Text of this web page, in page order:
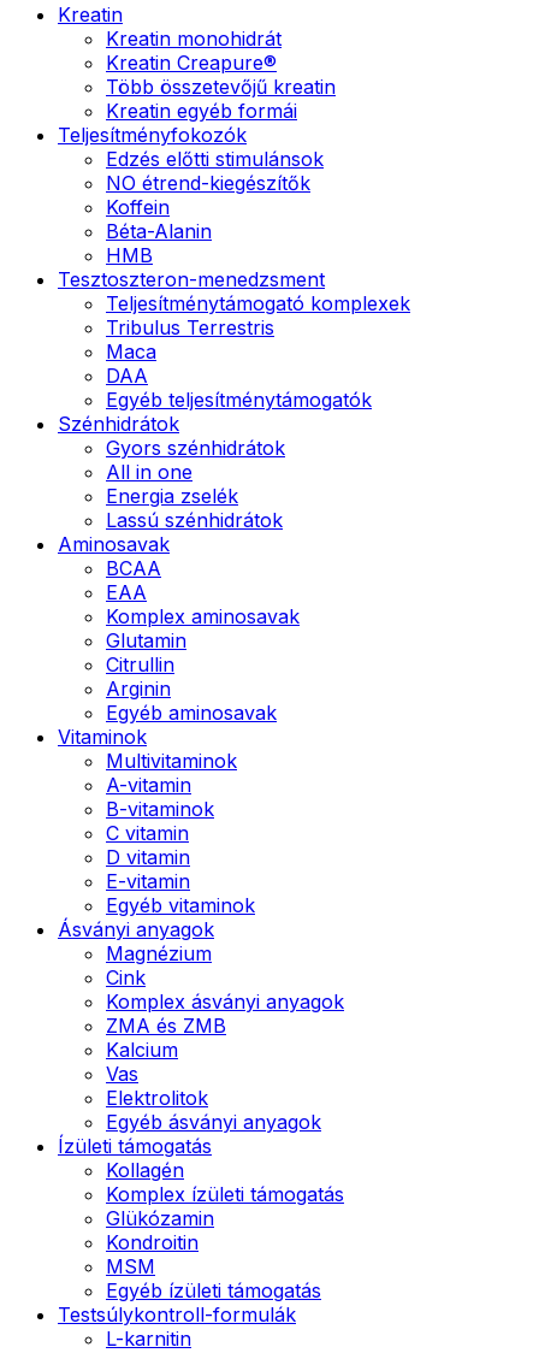
Kreatin
Kreatin monohidrát
Kreatin Creapure®
Több összetevőjű kreatin
Kreatin egyéb formái
Teljesítményfokozók
Edzés előtti stimulánsok
NO étrend-kiegészítők
Koffein
Béta-Alanin
HMB
Tesztoszteron-menedzsment
Teljesítménytámogató komplexek
Tribulus Terrestris
Maca
DAA
Egyéb teljesítménytámogatók
Szénhidrátok
Gyors szénhidrátok
All in one
Energia zselék
Lassú szénhidrátok
Aminosavak
BCAA
EAA
Komplex aminosavak
Glutamin
Citrullin
Arginin
Egyéb aminosavak
Vitaminok
Multivitaminok
A-vitamin
B-vitaminok
C vitamin
D vitamin
E-vitamin
Egyéb vitaminok
Ásványi anyagok
Magnézium
Cink
Komplex ásványi anyagok
ZMA és ZMB
Kalcium
Vas
Elektrolitok
Egyéb ásványi anyagok
Ízületi támogatás
Kollagén
Komplex ízületi támogatás
Glükózamin
Kondroitin
MSM
Egyéb ízületi támogatás
Testsúlykontroll-formulák
L-karnitin